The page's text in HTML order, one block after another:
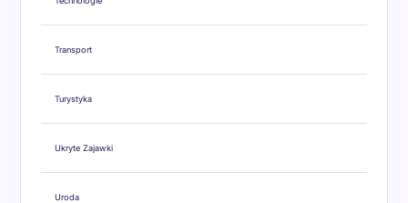
Transport
Turystyka
Ukryte Zajawki
Uroda